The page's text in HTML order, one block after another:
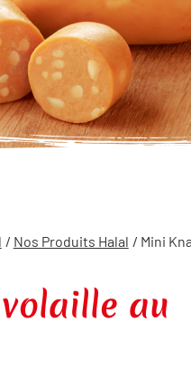
/ Nos Produits Halal / Mini
au